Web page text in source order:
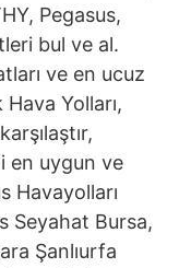
Pegasus,
bul ve al.
ve en ucuz
Yolları,
en uygun ve
Havayolları
Seyahat Bursa,
Şanlıurfa